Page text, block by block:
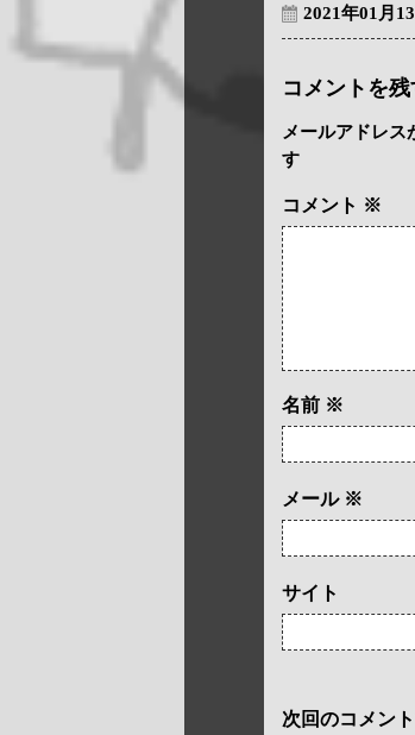
2021年01月
コメントを残
メールアドレス
す
コメント ※
名前 ※
メール ※
サイト
次回のコメン